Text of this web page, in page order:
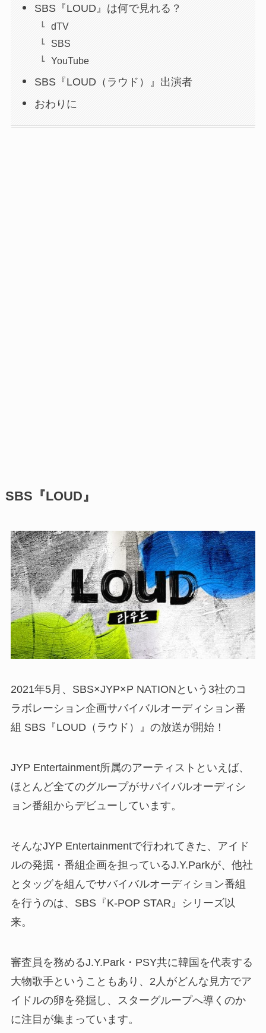
SBS『LOUD』は何で見れる？
dTV
SBS
YouTube
SBS『LOUD（ラウド）』出演者
おわりに
SBS『LOUD』
2021年5月、SBS×JYP×P NATIONという3社のコ
ラボレーション企画サバイバルオーディション番
組 SBS『LOUD（ラウド）』の放送が開始！
JYP Entertainment所属のアーティストといえば、
ほとんど全てのグループがサバイバルオーディシ
ョン番組からデビューしています。
そんなJYP Entertainmentで行われてきた、アイド
ルの発掘・番組企画を担っているJ.Y.Parkが、他社
とタッグを組んでサバイバルオーディション番組
を行うのは、SBS『K-POP STAR』シリーズ以
来。
審査員を務めるJ.Y.Park・PSY共に韓国を代表する
大物歌手ということもあり、2人がどんな見方でア
イドルの卵を発掘し、スターグループへ導くのか
に注目が集まっています。